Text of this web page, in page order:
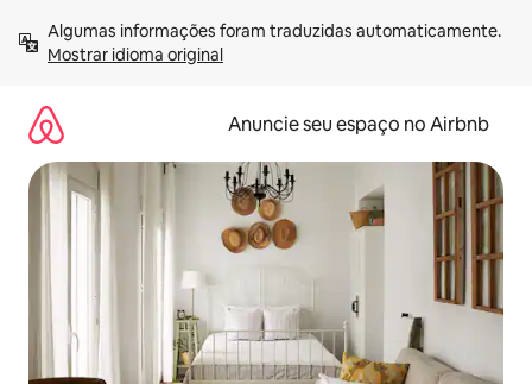
para
Mostrar idioma original
Anuncie seu espaço no Airbnb